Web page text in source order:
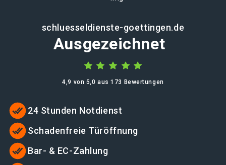
schluesseldienste-goettingen.de
Ausgezeichnet
4,9 von 5,0 aus 173 Bewertungen
24 Stunden Notdienst
Schadenfreie Türöffnung
Bar- & EC-Zahlung